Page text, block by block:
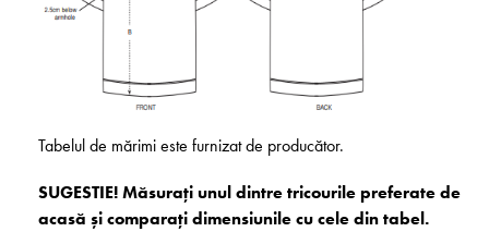
Tabelul de mărimi este furnizat de producător.
SUGESTIE! Măsurați unul dintre tricourile preferate de
acasă și comparați dimensiunile cu cele din tabel.